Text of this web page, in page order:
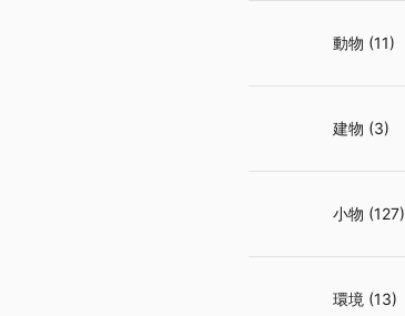
動物 (11)
建物 (3)
小物 (127)
環境 (13)